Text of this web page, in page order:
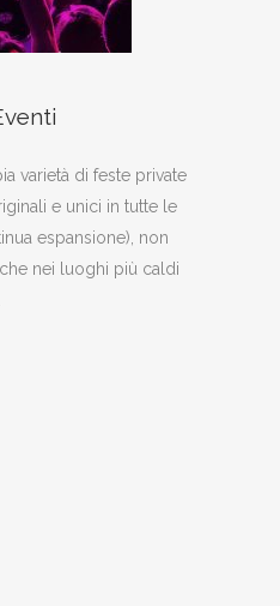
varietà di feste private
e unici in tutte le
espansione), non
nei luoghi più caldi